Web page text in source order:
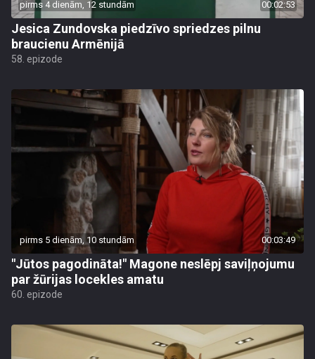
pirms 4 dienām, 12 stundām 00:02:53
Jesica Zundovska piedzīvo spriedzes pilnu
braucienu Armēnijā
58. epizode
pirms 5 dienām, 10 stundām 00:03:49
"Jūtos pagodināta!" Magone neslēpj saviļņojumu
par žūrijas locekles amatu
60. epizode